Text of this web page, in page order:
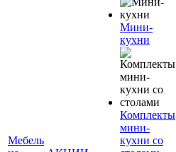
Мебель
Мини-
кухни
Комплекты
мини-
кухни со